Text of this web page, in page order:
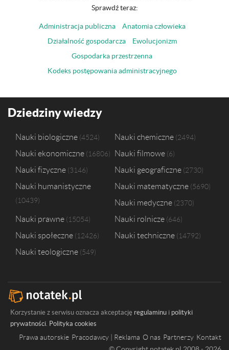
Politechnika Świętokrzyska w Kielcach11
Uniwersytet Wrocławski
Uniwersytet Śląski w Katowicach
Katolicki Uniwersytet Lubelski Jana Pawła II w Lublinie
Uniwersytet Marii Curie-Skłodowskiej w Lublinie3
Akademia Górniczo-Hutnicza im. Stanisława Staszica w Krakowie
Akademia Wychowania Fizycznego im. Bronisława Czecha w
Politechnika Krakowska im. Tadeusza Kościuszki
Uniwersytet Pedagogiczny im. Komisji Edukacji Narodowej w
Akademia Humanistyczna im. Aleksandra Gieysztora w Pułtusku
Politechnika Wrocławska
Politechnika Łódzka
Sprawdź teraz:
Administracja publiczna
Anatomia człowieka
Działalność gospodarcza
Ewolucjonizm
Gospodarka przestrzenna
Kodeks postępowania administracyjnego
Dziedziny wiedzy
Nauki biologiczne 4524 Nauki chemiczne 2494
Nauki ekonomiczne 16806 Nauki filmowe 6
Nauki fizyczne 3146 Nauki geograficzne 2730
Nauki humanistyczne
10439
Nauki matematyczne 5690
Nauki medyczne 2370
Nauki prawne 15054 Nauki rolnicze 646
Nauki społeczne 12426 Nauki techniczne 14792
Nauki teologiczne 549
Korzystanie z serwisu oznacza akceptację regulaminu i polityki
prywatności. Polityka cookies
Prawa autorskie Pracodawcy | Reklama O nas Partnerzy Kontakt